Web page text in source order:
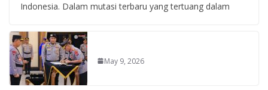
Indonesia. Dalam mutasi terbaru yang tertuang dalam
May 9, 2026